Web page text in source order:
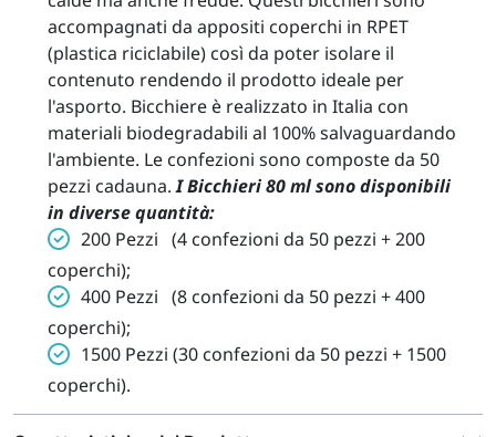
accompagnati da appositi coperchi in RPET
(plastica riciclabile) così da poter isolare il
contenuto rendendo il prodotto ideale per
l'asporto. Bicchiere è realizzato in Italia con
materiali biodegradabili al 100% salvaguardando
l'ambiente. Le confezioni sono composte da 50
pezzi cadauna.I Bicchieri 80 ml sono disponibili
in diverse quantità:
200 Pezzi (4 confezioni da 50 pezzi + 200
coperchi);
400 Pezzi (8 confezioni da 50 pezzi + 400
coperchi);
1500 Pezzi (30 confezioni da 50 pezzi + 1500
coperchi).